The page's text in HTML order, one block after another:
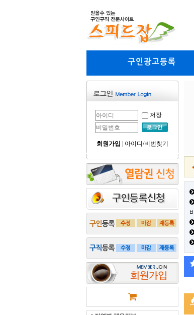
구인광고등록
저장
회원가입 아이디/비번찾기
비